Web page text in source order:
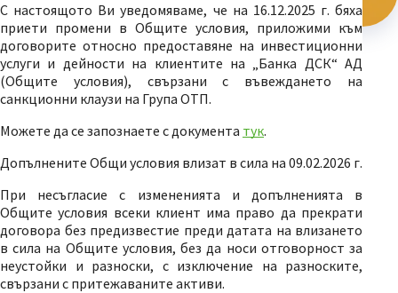
С настоящото Ви уведомяваме, че на 16.12.2025 г. бяха
приети промени в Общите условия, приложими към
договорите относно предоставяне на инвестиционни
услуги и дейности на клиентите на „Банка ДСК“ АД
(Общите условия), свързани с въвеждането на
санкционни клаузи на Група ОТП.
Можете да се запознаете с документа тук.
Допълнените Общи условия влизат в сила на 09.02.2026 г.
При несъгласие с измененията и допълненията в
Общите условия всеки клиент има право да прекрати
договора без предизвестие преди датата на влизането
в сила на Общите условия, без да носи отговорност за
неустойки и разноски, с изключение на разноските,
свързани с притежаваните активи.